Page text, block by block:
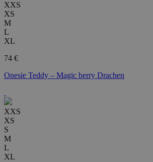
XXS
XS
M
L
XL
74 €
Onesie Teddy – Magic berry Drachen
XXS
XS
S
M
L
XL